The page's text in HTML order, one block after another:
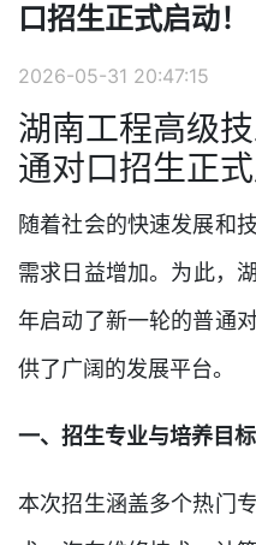
口招生正式启动！
2026-05-31 20:47:15
湖南工程高级
通对口招生正
随着社会的快速发展和
需求日益增加。为此，
年启动了新一轮的普通
供了广阔的发展平台。
一、招生专业与培养目标
本次招生涵盖多个热门